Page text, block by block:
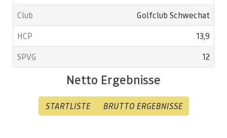
Golfclub Schwechat
13,9
12
Netto Ergebnisse
STARTLISTE BRUTTO ERGEBNISSE